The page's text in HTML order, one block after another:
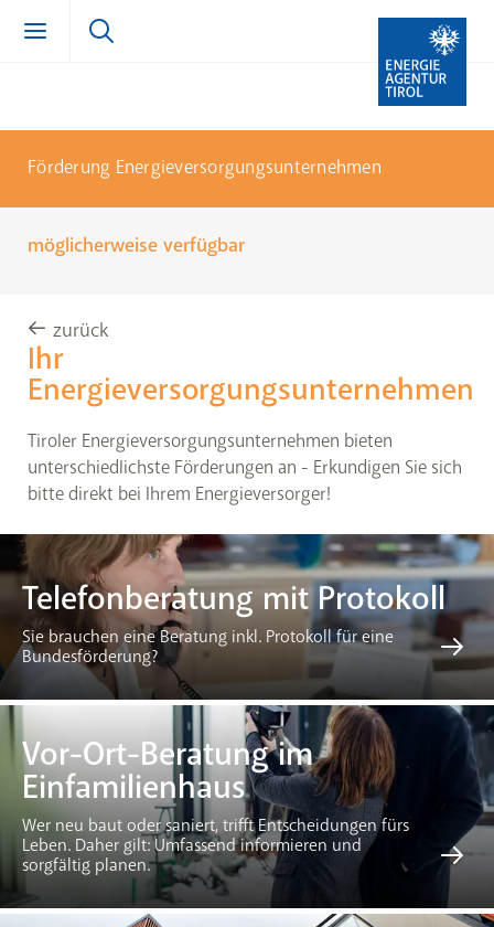
Förderung Energieversorgungsunternehmen
möglicherweise verfügbar
zurück
Ihr
Energieversorgungsunternehmen
Tiroler Energieversorgungsunternehmen bieten
unterschiedlichste Förderungen an - Erkundigen Sie sich
bitte direkt bei Ihrem Energieversorger!
Telefonberatung mit Protokoll
Sie brauchen eine Beratung inkl. Protokoll für eine
Bundesförderung?
Vor-Ort-Beratung im
Einfamilienhaus
Wer neu baut oder saniert, trifft Entscheidungen fürs
Leben. Daher gilt: Umfassend informieren und
sorgfältig planen.